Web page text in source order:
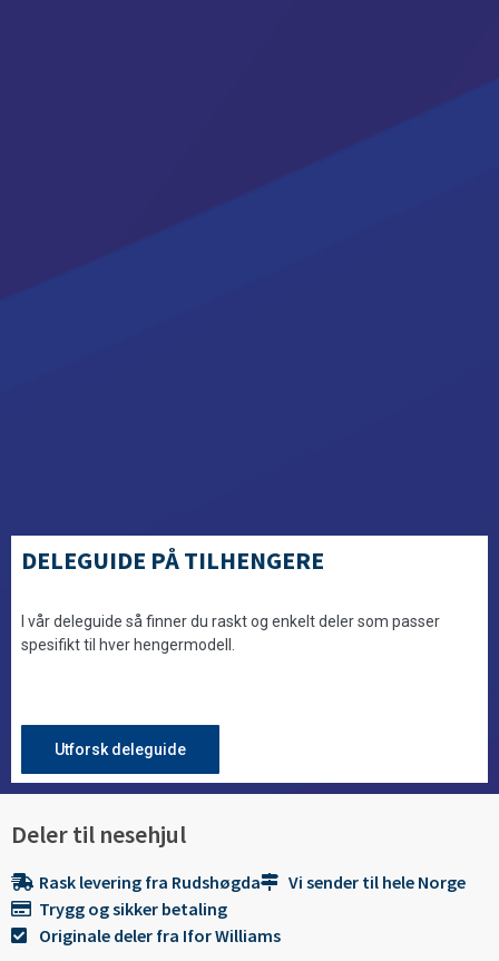
DELEGUIDE PÅ TILHENGERE
I vår deleguide så finner du raskt og enkelt deler som passer
spesifikt til hver hengermodell.
Utforsk deleguide
Deler til nesehjul
Rask levering fra Rudshøgda
Vi sender til hele Norge
Trygg og sikker betaling
Originale deler fra Ifor Williams